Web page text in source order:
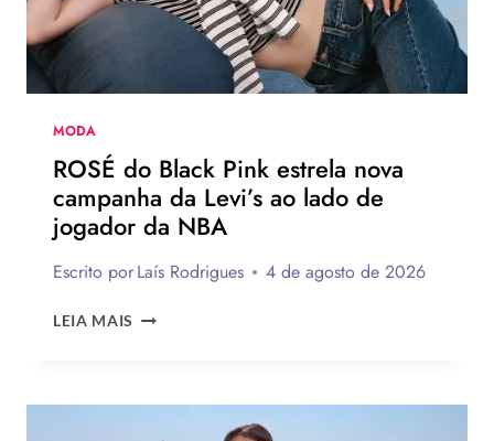
AO
MODA
ROSÉ do Black Pink estrela nova
campanha da Levi’s ao lado de
jogador da NBA
Escrito porLaís Rodrigues 4 de agosto de 2026
LEIA MAIS ROSÉ
ESTRELA